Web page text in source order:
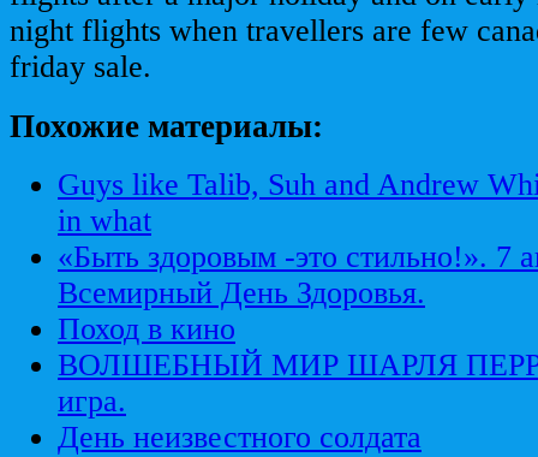
night flights when travellers are few
friday sale.
Похожие материалы:
Guys like Talib, Suh and Andrew
in what
«Быть здоровым -это стильно!». 7
Всемирный День Здоровья.
Поход в кино
ВОЛШЕБНЫЙ МИР ШАРЛЯ ПЕРРО.
игра.
День неизвестного солдата